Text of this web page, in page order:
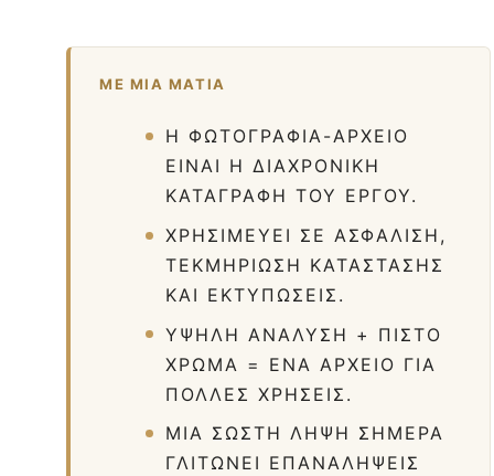
ΜΕ ΜΙΑ ΜΑΤΙΆ
Η ΦΩΤΟΓΡΑΦΊΑ-ΑΡΧΕΊΟ
ΕΊΝΑΙ Η ΔΙΑΧΡΟΝΙΚΉ
ΚΑΤΑΓΡΑΦΉ ΤΟΥ ΈΡΓΟΥ.
ΧΡΗΣΙΜΕΎΕΙ ΣΕ ΑΣΦΆΛΙΣΗ,
ΤΕΚΜΗΡΊΩΣΗ ΚΑΤΆΣΤΑΣΗΣ
ΚΑΙ ΕΚΤΥΠΏΣΕΙΣ.
ΥΨΗΛΉ ΑΝΆΛΥΣΗ + ΠΙΣΤΌ
ΧΡΏΜΑ = ΈΝΑ ΑΡΧΕΊΟ ΓΙΑ
ΠΟΛΛΈΣ ΧΡΉΣΕΙΣ.
ΜΙΑ ΣΩΣΤΉ ΛΉΨΗ ΣΉΜΕΡΑ
ΓΛΙΤΏΝΕΙ ΕΠΑΝΑΛΉΨΕΙΣ